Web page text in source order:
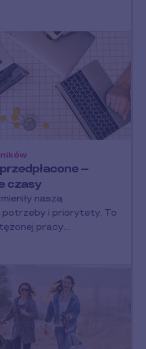
–
czasy
naszą
potrzeby i priorytety. To
pracy.…